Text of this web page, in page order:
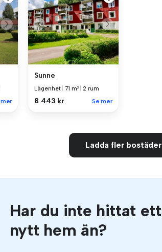
Sunne
Lägenhet |71 m² |2 rum
8 443 kr Se mer
Ladda fler bostäder
Har du inte hittat ett
nytt hem än?